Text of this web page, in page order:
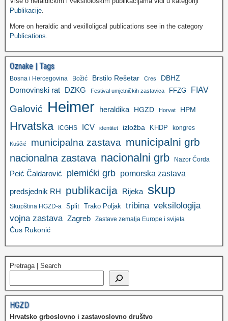
Publikacije
More on heraldic and vexilloligcal publications see in the category
Publications
Oznake | Tags
Bosna i Hercegovina Božić Brstilo Rešetar Cres DBHZ
Domovinski rat DZKG Festival umjetničkih zastavica FFZG FIAV
Galović Heimer heraldika HGZD Horvat HPM
Hrvatska ICGHS ICV identitet izložba KHDP kongres
Kuščić municipalna zastava municipalni grb
nacionalna zastava nacionalni grb Nazor Čorda
Peić Čaldarović plemićki grb pomorska zastava
predsjednik RH publikacija Rijeka skup
Skupština HGZD-a Split Trako Poljak tribina veksilologija
vojna zastava Zagreb Zastave zemalja Europe i svijeta
Ćus Rukonić
Pretraga | Search
HGZD
Hrvatsko grboslovno i zastavoslovno društvo